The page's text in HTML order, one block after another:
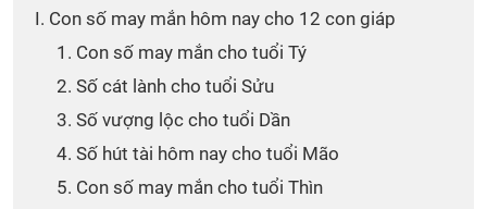
I. Con số may mắn hôm nay cho 12 con giáp
1. Con số may mắn cho tuổi Tý
2. Số cát lành cho tuổi Sửu
3. Số vượng lộc cho tuổi Dần
4. Số hút tài hôm nay cho tuổi Mão
5. Con số may mắn cho tuổi Thìn